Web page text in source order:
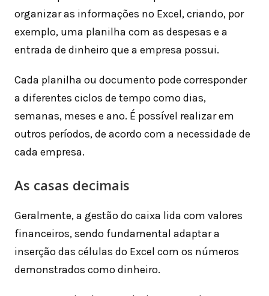
organizar as informações no Excel, criando, por
exemplo, uma planilha com as despesas e a
entrada de dinheiro que a empresa possui.
Cada planilha ou documento pode corresponder
a diferentes ciclos de tempo como dias,
semanas, meses e ano. É possível realizar em
outros períodos, de acordo com a necessidade de
cada empresa.
As casas decimais
Geralmente, a gestão do caixa lida com valores
financeiros, sendo fundamental adaptar a
inserção das células do Excel com os números
demonstrados como dinheiro.